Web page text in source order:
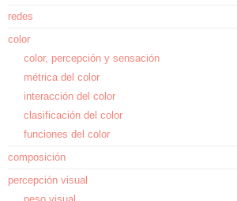
redes
color
color, percepción y sensación
métrica del color
interacción del color
clasificación del color
funciones del color
composición
percepción visual